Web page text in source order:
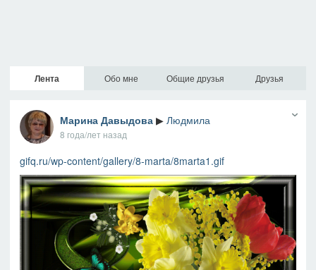
Лента Обо мне Общие друзья Друзья
Марина Давыдова ▶ Людмила
8 года/лет назад
gifq.ru/wp-content/gallery/8-marta/8marta1.gif